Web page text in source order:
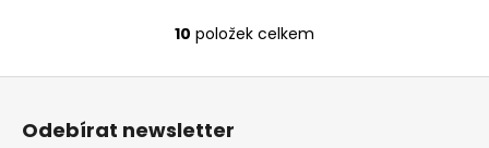
O
v
10 položek celkem
Odebírat newsletter